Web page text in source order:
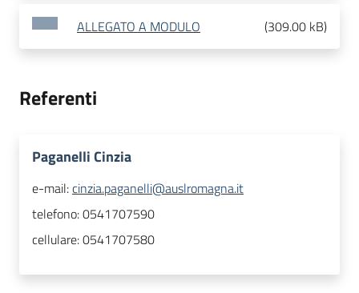
ALLEGATO A MODULO (309.00 kB)
Referenti
Paganelli Cinzia
e-mail:cinzia.paganelli@auslromagna.it
telefono:0541707590
cellulare:0541707580